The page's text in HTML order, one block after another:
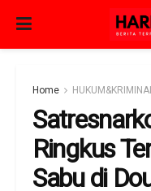
Home
Ringkus
Sabu di